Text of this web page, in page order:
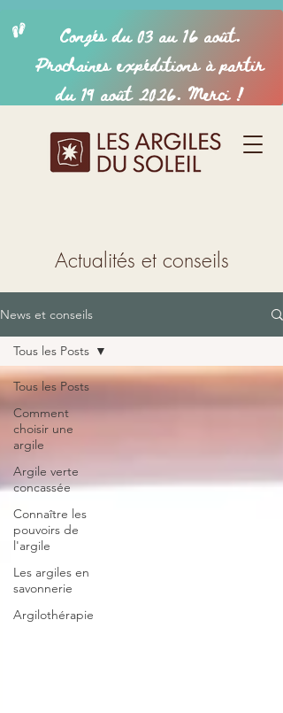
Actualités et conseils
News et conseils
Tous les Posts
Comment
choisir une
argile
Argile verte
concassée
Connaître les
pouvoirs de
l'argile
Les argiles en
savonnerie
Argilothérapie
Tous les Posts